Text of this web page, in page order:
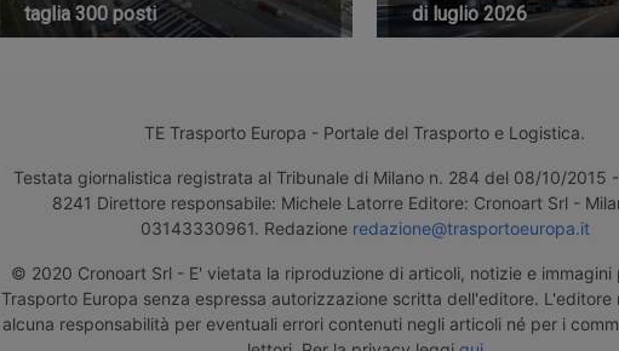
taglia 300 posti
di luglio 2026
TE Trasporto Europa - Portale del Trasporto e Logistica.
Testata giornalistica registrata al Tribunale di Milano n. 284 del 08/10/2015
8241 Direttore responsabile: Michele Latorre Editore: Cronoart Srl -
03143330961. Redazione redazione@trasportoeuropa.it
© 2020 Cronoart Srl - E' vietata la riproduzione di articoli, notizie e immagini
Trasporto Europa senza espressa autorizzazione scritta dell'editore. L'editore
alcuna responsabilità per eventuali errori contenuti negli articoli né per i